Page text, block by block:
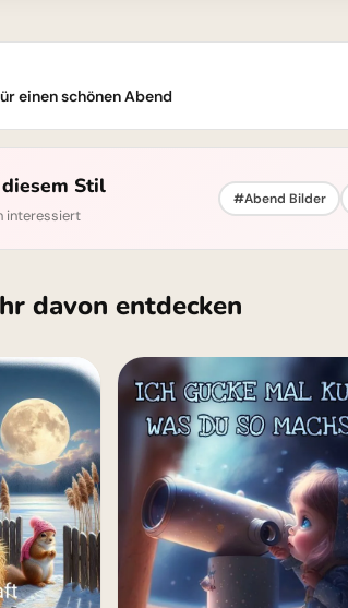
einen schönen Abend
Stil
interessiert
#Abend Bilder
davon entdecken